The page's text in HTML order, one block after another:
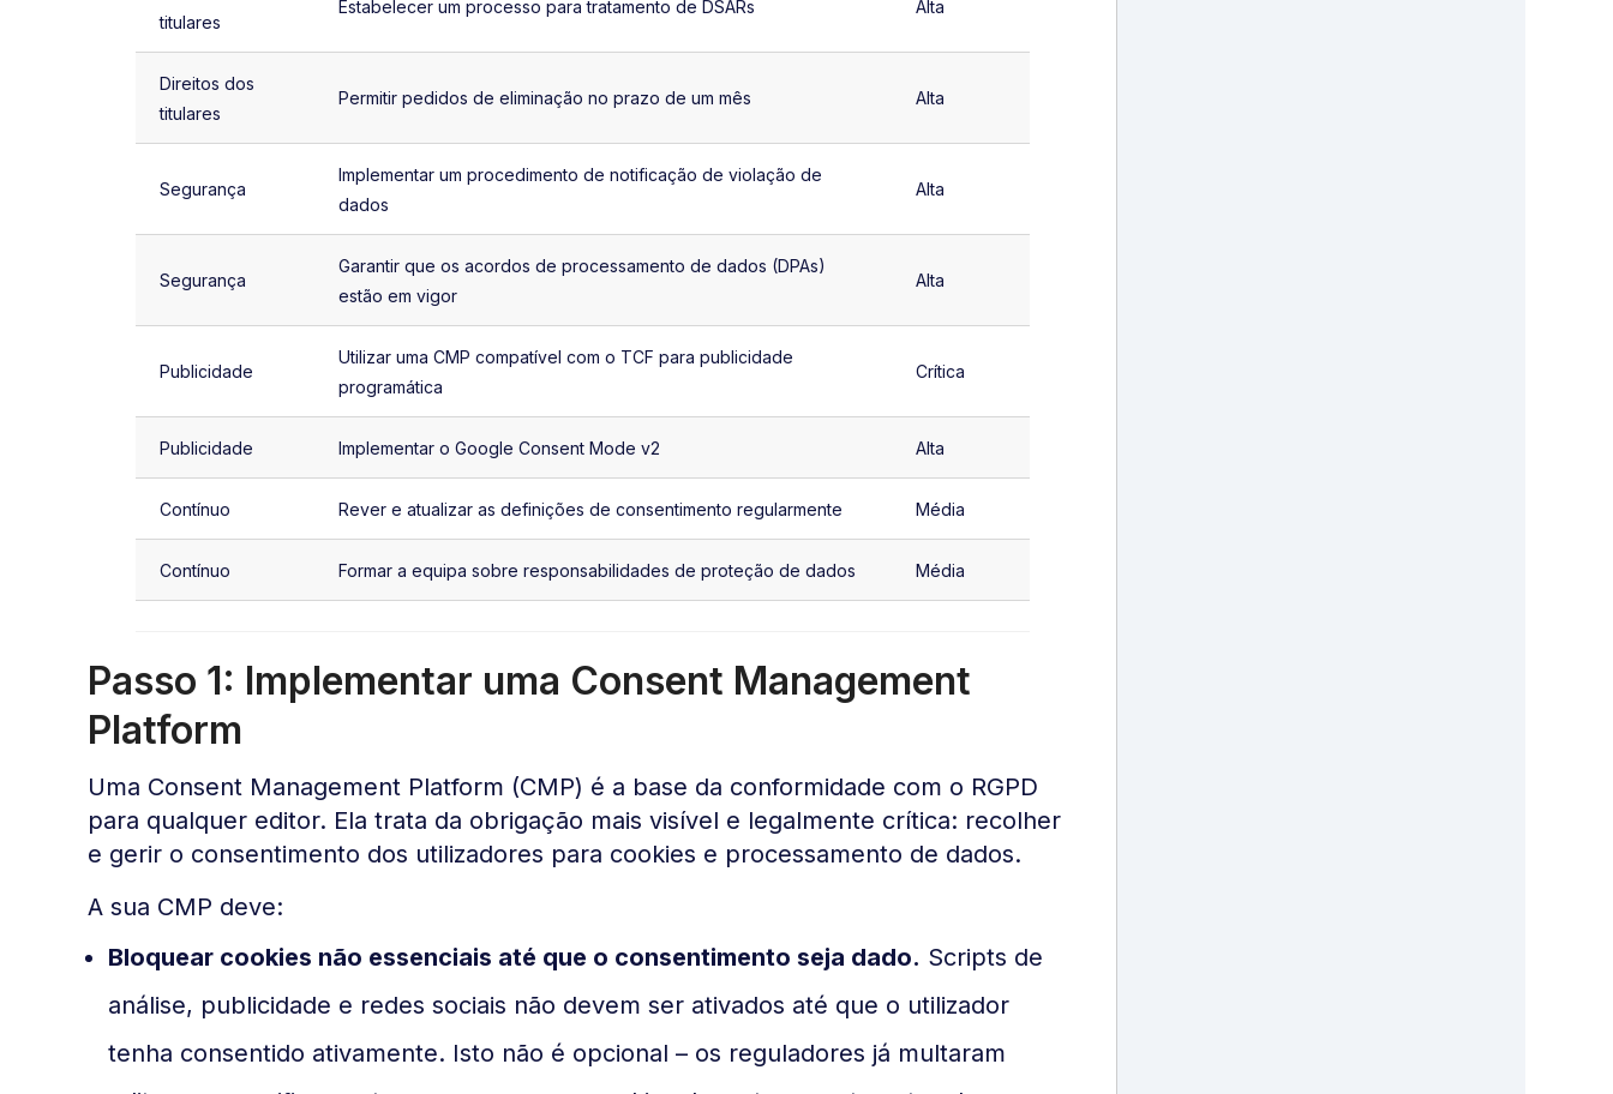
titulares
Estabelecer um processo para tratamento de DSARs Alta
Direitos dos
titulares
Permitir pedidos de eliminação no prazo de um mês Alta
Segurança
Implementar um procedimento de notificação de violação de
dados
Alta
Segurança
Garantir que os acordos de processamento de dados (DPAs)
estão em vigor
Alta
Publicidade
Utilizar uma CMP compatível com o TCF para publicidade
programática
Crítica
Publicidade Implementar o Google Consent Mode v2 Alta
Contínuo Rever e atualizar as definições de consentimento regularmente Média
Contínuo Formar a equipa sobre responsabilidades de proteção de dados Média
Passo 1: Implementar uma Consent Management
Platform
Uma Consent Management Platform (CMP) é a base da conformidade com o RGPD
para qualquer editor. Ela trata da obrigação mais visível e legalmente crítica: recolher
e gerir o consentimento dos utilizadores para cookies e processamento de dados.
A sua CMP deve:
Bloquear cookies não essenciais até que o consentimento seja dado. Scripts de
análise, publicidade e redes sociais não devem ser ativados até que o utilizador
tenha consentido ativamente. Isto não é opcional – os reguladores já multaram